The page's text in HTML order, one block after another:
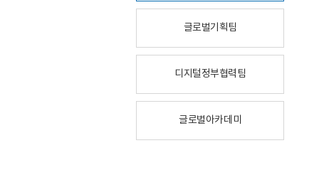
글로벌기획팀
디지털정부협력팀
글로벌아카데미